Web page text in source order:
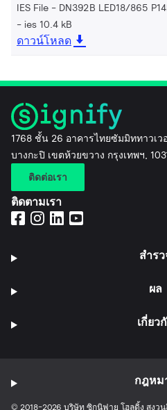
IES File - DN392B LED18/865
ies 10.4 kB
ดาวน์โหลด
1768 ชั้น 26 อาคารไทยซัมมิททาวเ
บางกะปิ เขตห้วยขวาง กรุงเทพฯ,
ติดต่อเรา
ติดตามเรา
สำร
ผล
เกี่ยว
© 2018-2026 บริษัท ซิกนิฟาย โฮลดิ้ง สงวน
กฎหม